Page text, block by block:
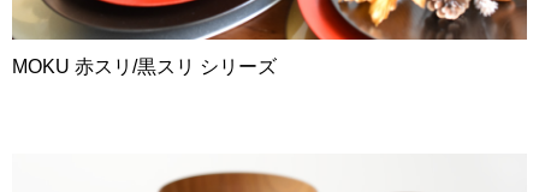
MOKU 赤スリ/黒スリ シリーズ